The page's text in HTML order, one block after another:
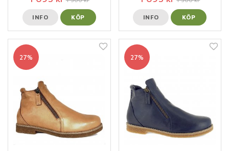
INFO KÖP INFO KÖP
27% 27%